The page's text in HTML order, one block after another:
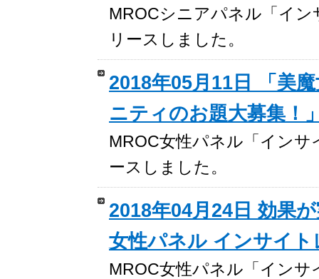
MROCシニアパネル「イン
リースしました。
2018年05月11日 「美
ニティのお題大募集！
MROC女性パネル「インサ
ースしました。
2018年04月24日 効果
女性パネル インサイト
MROC女性パネル「インサ